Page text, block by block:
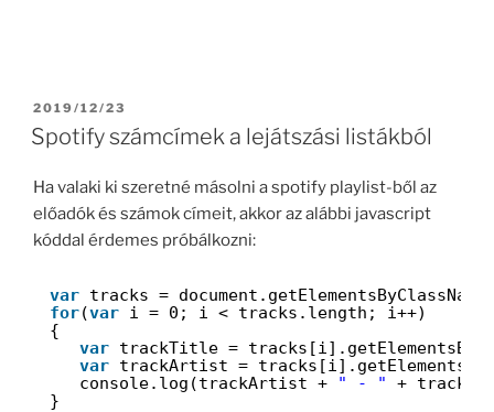
POSTED
ON
2019/12/23
Spotify számcímek a lejátszási listákból
Ha valaki ki szeretné másolni a spotify playlist-ből az
előadók és számok címeit, akkor az alábbi javascript
kóddal érdemes próbálkozni:
var tracks =
for(var i = 0; i < tracks.length; i++)
{
var trackTitle =
var trackArtist =
console.log(trackArtist +
" - "
+
}